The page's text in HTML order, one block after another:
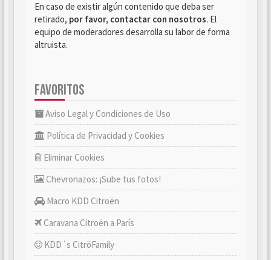
En caso de existir algún contenido que deba ser
retirado, por favor, contactar con nosotros. El
equipo de moderadores desarrolla su labor de forma
altruista.
FAVORITOS
Aviso Legal y Condiciones de Uso
Política de Privacidad y Cookies
Eliminar Cookies
Chevronazos: ¡Sube tus fotos!
Macro KDD Citroën
Caravana Citroën a París
KDD´s CitröFamily